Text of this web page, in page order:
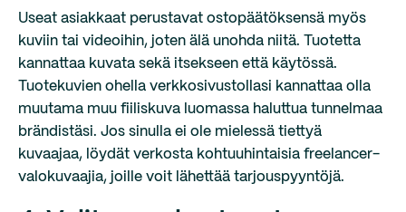
Useat asiakkaat perustavat ostopäätöksensä myös
kuviin tai videoihin, joten älä unohda niitä. Tuotetta
kannattaa kuvata sekä itsekseen että käytössä.
Tuotekuvien ohella verkkosivustollasi kannattaa olla
muutama muu fiiliskuva luomassa haluttua tunnelmaa
brändistäsi. Jos sinulla ei ole mielessä tiettyä
kuvaajaa, löydät verkosta kohtuuhintaisia freelancer-
valokuvaajia, joille voit lähettää tarjouspyyntöjä.